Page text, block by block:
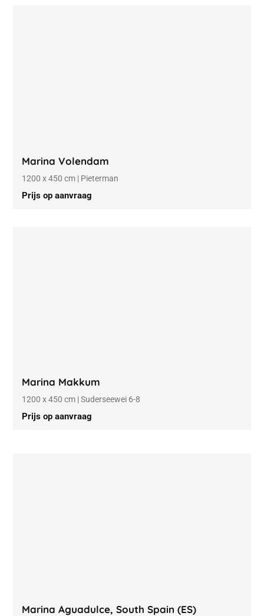
Marina Volendam
1200 x 450 cm | Pieterman
Prijs op aanvraag
Marina Makkum
1200 x 450 cm | Suderseewei 6-8
Prijs op aanvraag
Marina Aguadulce, South Spain (ES)